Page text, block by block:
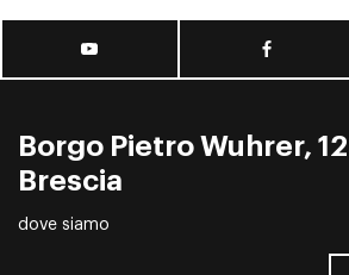
Borgo Pietro Wuhrer,
Brescia
dove siamo